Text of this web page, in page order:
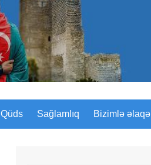
Qüds Sağlamlıq Bizimlə əlaqə